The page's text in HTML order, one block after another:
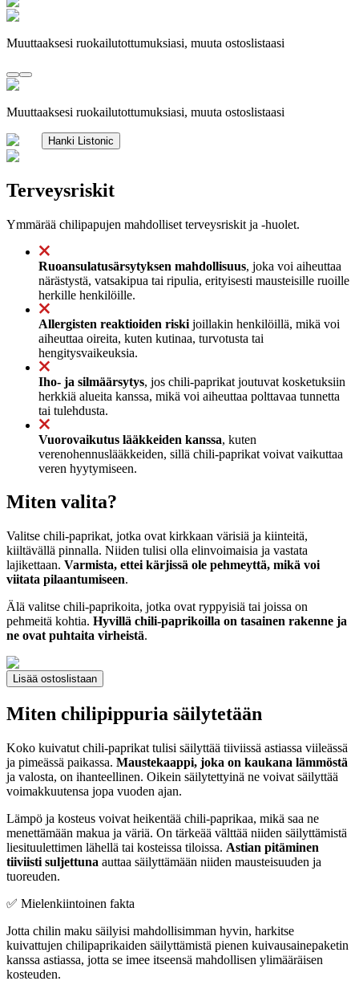
Muuttaaksesi ruokailutottumuksiasi, muuta ostoslistaasi
Muuttaaksesi ruokailutottumuksiasi, muuta ostoslistaasi
Hanki Listonic
Terveysriskit
Ymmärää chilipapujen mahdolliset terveysriskit ja -huolet.
Ruoansulatusärsytyksen mahdollisuus, joka voi aiheuttaa
närästystä, vatsakipua tai ripulia, erityisesti mausteisille ruoille
herkille henkilöille.
Allergisten reaktioiden riski joillakin henkilöillä, mikä voi
aiheuttaa oireita, kuten kutinaa, turvotusta tai
hengitysvaikeuksia.
Iho- ja silmäärsytys, jos chili-paprikat joutuvat kosketuksiin
herkkiä alueita kanssa, mikä voi aiheuttaa polttavaa tunnetta
tai tulehdusta.
Vuorovaikutus lääkkeiden kanssa, kuten
verenohennuslääkkeiden, sillä chili-paprikat voivat vaikuttaa
veren hyytymiseen.
Miten valita?
Valitse chili-paprikat, jotka ovat kirkkaan värisiä ja kiinteitä,
kiiltävällä pinnalla. Niiden tulisi olla elinvoimaisia ja vastata
lajikettaan. Varmista, ettei kärjissä ole pehmeyttä, mikä voi
viitata pilaantumiseen.
Älä valitse chili-paprikoita, jotka ovat ryppyisiä tai joissa on
pehmeitä kohtia. Hyvillä chili-paprikoilla on tasainen rakenne ja
ne ovat puhtaita virheistä.
Lisää ostoslistaan
Miten chilipippuria säilytetään
Koko kuivatut chili-paprikat tulisi säilyttää tiiviissä astiassa viileässä
ja pimeässä paikassa. Maustekaappi, joka on kaukana lämmöstä
ja valosta, on ihanteellinen. Oikein säilytettyinä ne voivat säilyttää
voimakkuutensa jopa vuoden ajan.
Lämpö ja kosteus voivat heikentää chili-paprikaa, mikä saa ne
menettämään makua ja väriä. On tärkeää välttää niiden säilyttämistä
liesituulettimen lähellä tai kosteissa tiloissa. Astian pitäminen
tiiviisti suljettuna auttaa säilyttämään niiden mausteisuuden ja
tuoreuden.
✅ Mielenkiintoinen fakta
Jotta chilin maku säilyisi mahdollisimman hyvin, harkitse
kuivattujen chilipaprikaiden säilyttämistä pienen kuivausainepaketin
kanssa astiassa, jotta se imee itseensä mahdollisen ylimääräisen
kosteuden.